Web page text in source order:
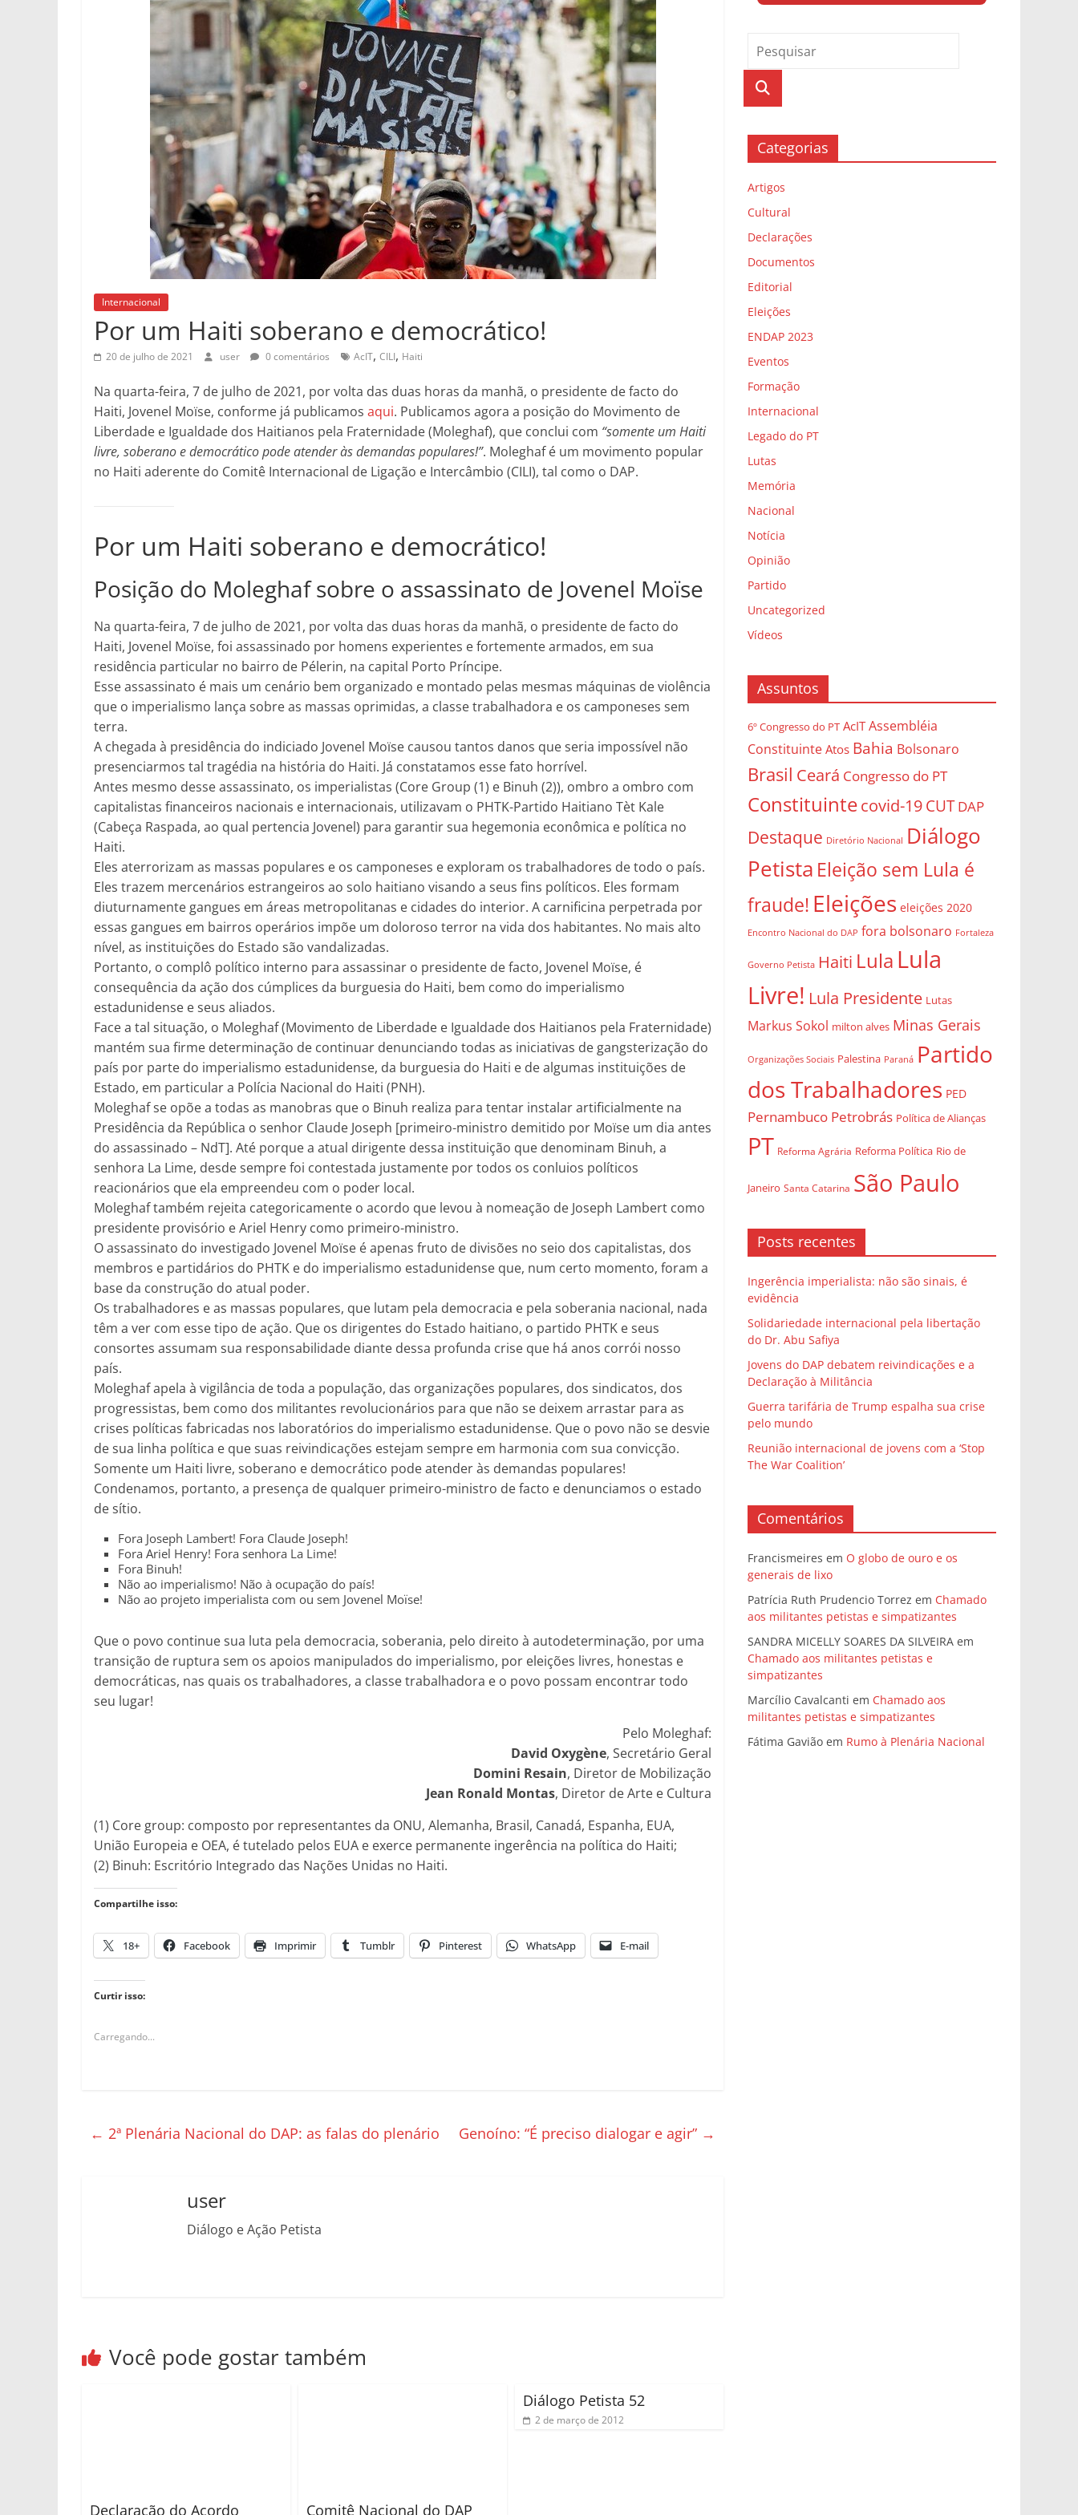
Internacional
Por um Haiti soberano e democrático!
20 de julho de 2021 user 0 comentários AcIT, CILI, Haiti
Na quarta-feira, 7 de julho de 2021, por volta das duas horas da manhã, o presidente de facto do
Haiti, Jovenel Moïse, conforme já publicamos aqui. Publicamos agora a posição do Movimento de
Liberdade e Igualdade dos Haitianos pela Fraternidade (Moleghaf), que conclui com “somente um Haiti
livre, soberano e democrático pode atender às demandas populares!”. Moleghaf é um movimento popular
no Haiti aderente do Comitê Internacional de Ligação e Intercâmbio (CILI), tal como o DAP.
Por um Haiti soberano e democrático!
Posição do Moleghaf sobre o assassinato de Jovenel Moïse
Na quarta-feira, 7 de julho de 2021, por volta das duas horas da manhã, o presidente de facto do
Haiti, Jovenel Moïse, foi assassinado por homens experientes e fortemente armados, em sua
residência particular no bairro de Pélerin, na capital Porto Príncipe.
Esse assassinato é mais um cenário bem organizado e montado pelas mesmas máquinas de violência
que o imperialismo lança sobre as massas oprimidas, a classe trabalhadora e os camponeses sem
terra.
A chegada à presidência do indiciado Jovenel Moïse causou tantos danos que seria impossível não
presenciarmos tal tragédia na história do Haiti. Já constatamos esse fato horrível.
Antes mesmo desse assassinato, os imperialistas (Core Group (1) e Binuh (2)), ombro a ombro com
capitalistas financeiros nacionais e internacionais, utilizavam o PHTK-Partido Haitiano Tèt Kale
(Cabeça Raspada, ao qual pertencia Jovenel) para garantir sua hegemonia econômica e política no
Haiti.
Eles aterrorizam as massas populares e os camponeses e exploram os trabalhadores de todo o país.
Eles trazem mercenários estrangeiros ao solo haitiano visando a seus fins políticos. Eles formam
diuturnamente gangues em áreas metropolitanas e cidades do interior. A carnificina perpetrada por
essas gangues em bairros operários impõe um doloroso terror na vida dos habitantes. No mais alto
nível, as instituições do Estado são vandalizadas.
Portanto, o complô político interno para assassinar o presidente de facto, Jovenel Moïse, é
consequência da ação dos cúmplices da burguesia do Haiti, bem como do imperialismo
estadunidense e seus aliados.
Face a tal situação, o Moleghaf (Movimento de Liberdade e Igualdade dos Haitianos pela Fraternidade)
mantém sua firme determinação de continuar denunciando todas as iniciativas de gangsterização do
país por parte do imperialismo estadunidense, da burguesia do Haiti e de algumas instituições de
Estado, em particular a Polícia Nacional do Haiti (PNH).
Moleghaf se opõe a todas as manobras que o Binuh realiza para tentar instalar artificialmente na
Presidência da República o senhor Claude Joseph [primeiro-ministro demitido por Moïse um dia antes
do assassinado – NdT]. Até porque a atual dirigente dessa instituição que denominam Binuh, a
senhora La Lime, desde sempre foi contestada justamente por todos os conluios políticos
reacionários que ela empreendeu com o poder local.
Moleghaf também rejeita categoricamente o acordo que levou à nomeação de Joseph Lambert como
presidente provisório e Ariel Henry como primeiro-ministro.
O assassinato do investigado Jovenel Moïse é apenas fruto de divisões no seio dos capitalistas, dos
membros e partidários do PHTK e do imperialismo estadunidense que, num certo momento, foram a
base da construção do atual poder.
Os trabalhadores e as massas populares, que lutam pela democracia e pela soberania nacional, nada
têm a ver com esse tipo de ação. Que os dirigentes do Estado haitiano, o partido PHTK e seus
consortes assumam sua responsabilidade diante dessa profunda crise que há anos corrói nosso
país.
Moleghaf apela à vigilância de toda a população, das organizações populares, dos sindicatos, dos
progressistas, bem como dos militantes revolucionários para que não se deixem arrastar para as
crises políticas fabricadas nos laboratórios do imperialismo estadunidense. Que o povo não se desvie
de sua linha política e que suas reivindicações estejam sempre em harmonia com sua convicção.
Somente um Haiti livre, soberano e democrático pode atender às demandas populares!
Condenamos, portanto, a presença de qualquer primeiro-ministro de facto e denunciamos o estado
de sítio.
Fora Joseph Lambert! Fora Claude Joseph!
Fora Ariel Henry! Fora senhora La Lime!
Fora Binuh!
Não ao imperialismo! Não à ocupação do país!
Não ao projeto imperialista com ou sem Jovenel Moïse!
Que o povo continue sua luta pela democracia, soberania, pelo direito à autodeterminação, por uma
transição de ruptura sem os apoios manipulados do imperialismo, por eleições livres, honestas e
democráticas, nas quais os trabalhadores, a classe trabalhadora e o povo possam encontrar todo
seu lugar!
Pelo Moleghaf:
David Oxygène, Secretário Geral
Domini Resain, Diretor de Mobilização
Jean Ronald Montas, Diretor de Arte e Cultura
(1) Core group: composto por representantes da ONU, Alemanha, Brasil, Canadá, Espanha, EUA,
União Europeia e OEA, é tutelado pelos EUA e exerce permanente ingerência na política do Haiti;
(2) Binuh: Escritório Integrado das Nações Unidas no Haiti.
Compartilhe isso:
18+ Facebook Imprimir Tumblr Pinterest WhatsApp E-mail
Curtir isso:
Carregando...
← 2ª Plenária Nacional do DAP: as falas do plenário Genoíno: “É preciso dialogar e agir” →
user
Diálogo e Ação Petista
Você pode gostar também
Declaração do Acordo Comitê Nacional do DAP
Diálogo Petista 52
2 de março de 2012
Categorias
Artigos
Cultural
Declarações
Documentos
Editorial
Eleições
ENDAP 2023
Eventos
Formação
Internacional
Legado do PT
Lutas
Memória
Nacional
Notícia
Opinião
Partido
Uncategorized
Vídeos
Assuntos
6º Congresso do PT AcIT Assembléia
Constituinte Atos Bahia Bolsonaro
Brasil Ceará Congresso do PT
Constituintecovid-19CUT DAP
Destaque Diretório Nacional Diálogo
Petista Eleição sem Lula é
fraude! Eleições eleições 2020
Encontro Nacional do DAP fora bolsonaro Fortaleza
Governo Petista Haiti Lula Lula
Livre! Lula Presidente Lutas
Markus Sokol milton alves Minas Gerais
Organizações Sociais Palestina Paraná Partido
dos Trabalhadores PED
Pernambuco Petrobrás Política de Alianças
PT Reforma Agrária Reforma Política Rio de
Janeiro Santa Catarina São Paulo
Posts recentes
Ingerência imperialista: não são sinais, é
evidência
Solidariedade internacional pela libertação
do Dr. Abu Safiya
Jovens do DAP debatem reivindicações e a
Declaração à Militância
Guerra tarifária de Trump espalha sua crise
pelo mundo
Reunião internacional de jovens com a ‘Stop
The War Coalition’
Comentários
Francismeires em O globo de ouro e os
generais de lixo
Patrícia Ruth Prudencio Torrez em Chamado
aos militantes petistas e simpatizantes
SANDRA MICELLY SOARES DA SILVEIRA em
Chamado aos militantes petistas e
simpatizantes
Marcílio Cavalcanti em Chamado aos
militantes petistas e simpatizantes
Fátima Gavião em Rumo à Plenária Nacional